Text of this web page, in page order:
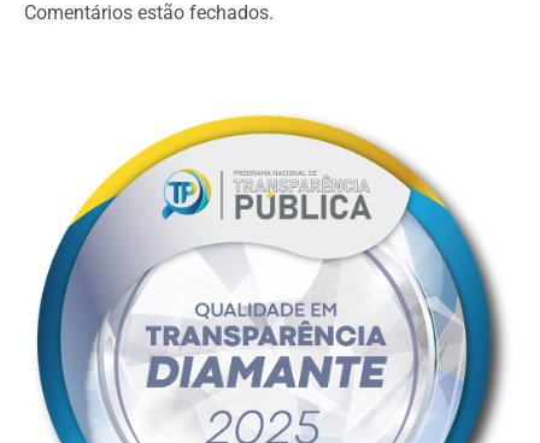
Comentários estão fechados.